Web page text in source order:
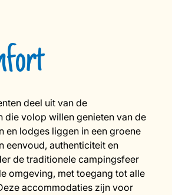
deel uit van de
die volop willen genieten van de
en lodges liggen in een groene
eenvoud, authenticiteit en
de traditionele campingsfeer
omgeving, met toegang tot alle
accommodaties zijn voor